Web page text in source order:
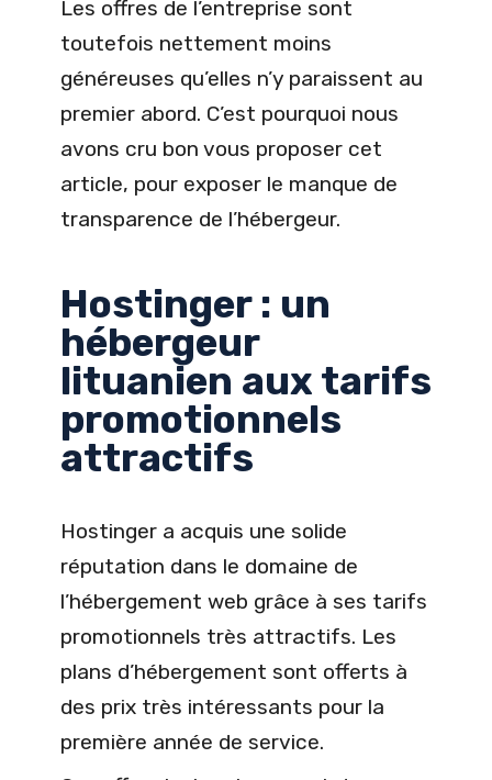
Les offres de l’entreprise sont
toutefois nettement moins
généreuses qu’elles n’y paraissent au
premier abord. C’est pourquoi nous
avons cru bon vous proposer cet
article, pour exposer le manque de
transparence de l’hébergeur.
Hostinger : un
hébergeur
lituanien aux tarifs
promotionnels
attractifs
Hostinger a acquis une solide
réputation dans le domaine de
l’hébergement web grâce à ses tarifs
promotionnels très attractifs. Les
plans d’hébergement sont offerts à
des prix très intéressants pour la
première année de service.